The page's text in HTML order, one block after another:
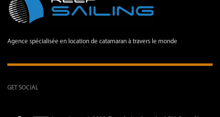
Agence spécialisée en location de catamaran à travers le monde
GET SOCIAL